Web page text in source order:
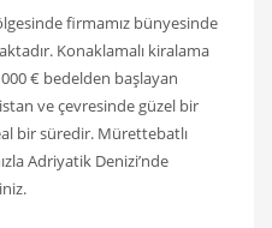
firmamız bünyesinde
Konaklamalı kiralama
€ bedelden başlayan
ve çevresinde güzel bir
bir süredir. Mürettebatlı
Adriyatik Denizi’nde